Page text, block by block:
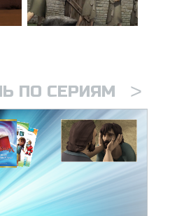
ПО СЕРИЯМ >